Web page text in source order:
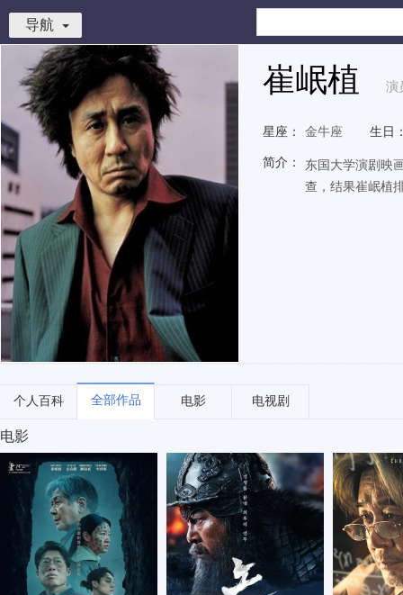
导航
崔岷植 演
星座： 金牛座 生日
简介：
东国大学演剧映
查，结果崔岷植
个人百科 全部作品 电影 电视剧
电影